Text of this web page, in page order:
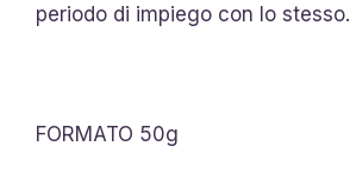
periodo di impiego con lo stesso.
FORMATO 50g